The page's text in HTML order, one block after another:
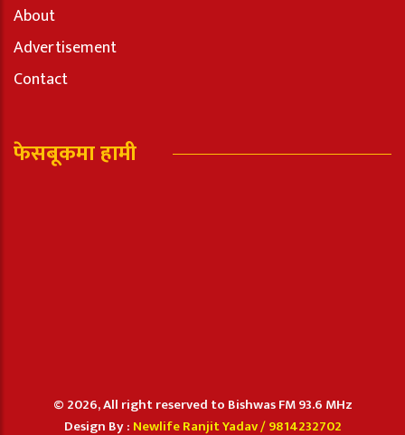
About
Advertisement
Contact
फेसबूकमा हामी
© 2026, All right reserved to Bishwas FM 93.6 MHz
Design By : Newlife Ranjit Yadav /9814232702